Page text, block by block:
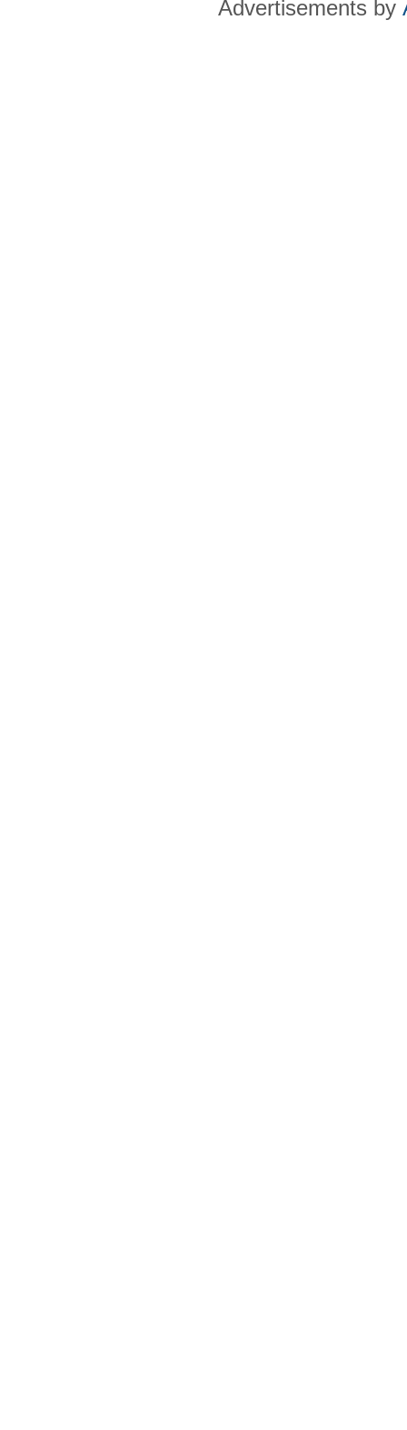
Advertisements by